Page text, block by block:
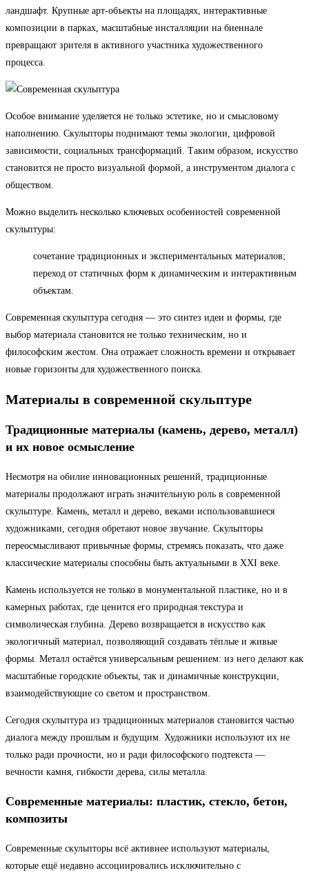
ландшафт. Крупные арт-объекты на площадях, интерактивные
композиции в парках, масштабные инсталляции на биеннале
превращают зрителя в активного участника художественного
процесса.
Особое внимание уделяется не только эстетике, но и смысловому
наполнению. Скульпторы поднимают темы экологии, цифровой
зависимости, социальных трансформаций. Таким образом, искусство
становится не просто визуальной формой, а инструментом диалога с
обществом.
Можно выделить несколько ключевых особенностей современной
скульптуры:
сочетание традиционных и экспериментальных материалов;
переход от статичных форм к динамическим и интерактивным
объектам.
Современная скульптура сегодня — это синтез идеи и формы, где
выбор материала становится не только техническим, но и
философским жестом. Она отражает сложность времени и открывает
новые горизонты для художественного поиска.
Материалы в современной скульптуре
Традиционные материалы (камень, дерево, металл)
и их новое осмысление
Несмотря на обилие инновационных решений, традиционные
материалы продолжают играть значительную роль в современной
скульптуре. Камень, металл и дерево, веками использовавшиеся
художниками, сегодня обретают новое звучание. Скульпторы
переосмысливают привычные формы, стремясь показать, что даже
классические материалы способны быть актуальными в XXI веке.
Камень используется не только в монументальной пластике, но и в
камерных работах, где ценится его природная текстура и
символическая глубина. Дерево возвращается в искусство как
экологичный материал, позволяющий создавать тёплые и живые
формы. Металл остаётся универсальным решением: из него делают как
масштабные городские объекты, так и динамичные конструкции,
взаимодействующие со светом и пространством.
Сегодня скульптура из традиционных материалов становится частью
диалога между прошлым и будущим. Художники используют их не
только ради прочности, но и ради философского подтекста —
вечности камня, гибкости дерева, силы металла.
Современные материалы: пластик, стекло, бетон,
композиты
Современные скульпторы всё активнее используют материалы,
которые ещё недавно ассоциировались исключительно с